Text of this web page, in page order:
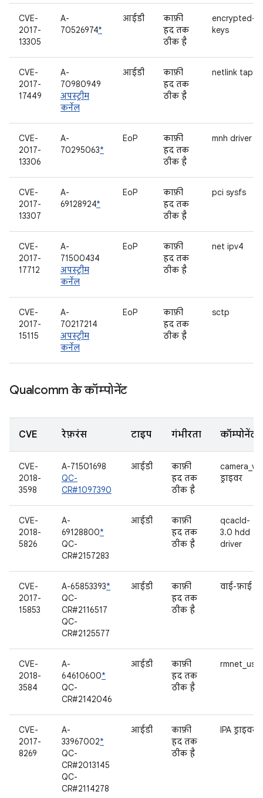
CVE-
2017-
13305
A-
70526974*
आईडी
काफ़ी
हद तक
ठीक है
encrypted-
keys
CVE-
2017-
17449
A-
70980949
अपस्ट्रीम
कर्नेल
आईडी
काफ़ी
हद तक
ठीक है
netlink tap
CVE-
2017-
13306
A-
70295063*
EoP
काफ़ी
हद तक
ठीक है
mnh driver
CVE-
2017-
13307
A-
69128924*
EoP
काफ़ी
हद तक
ठीक है
pci sysfs
CVE-
2017-
17712
A-
71500434
अपस्ट्रीम
कर्नेल
EoP
काफ़ी
हद तक
ठीक है
net ipv4
CVE-
2017-
15115
A-
70217214
अपस्ट्रीम
कर्नेल
EoP
काफ़ी
हद तक
ठीक है
sctp
Qualcomm के कॉम्पोनेंट
CVE रेफ़रंस टाइप गंभीरता कॉम्पोनेंट
CVE-
2018-
3598
A-71501698
QC-
CR#1097390
आईडी
काफ़ी
हद तक
ठीक है
camera_v2
ड्राइवर
CVE-
2018-
5826
A-
69128800*
QC-
CR#2157283
आईडी
काफ़ी
हद तक
ठीक है
qcacld-
3.0 hdd
driver
CVE-
2017-
15853
A-65853393*
QC-
CR#2116517
QC-
CR#2125577
आईडी
काफ़ी
हद तक
ठीक है
वाई-फ़ाई
CVE-
2018-
3584
A-
64610600*
QC-
CR#2142046
आईडी
काफ़ी
हद तक
ठीक है
rmnet_usb
CVE-
2017-
8269
A-
33967002*
QC-
CR#2013145
QC-
CR#2114278
आईडी
काफ़ी
हद तक
ठीक है
IPA ड्राइवर